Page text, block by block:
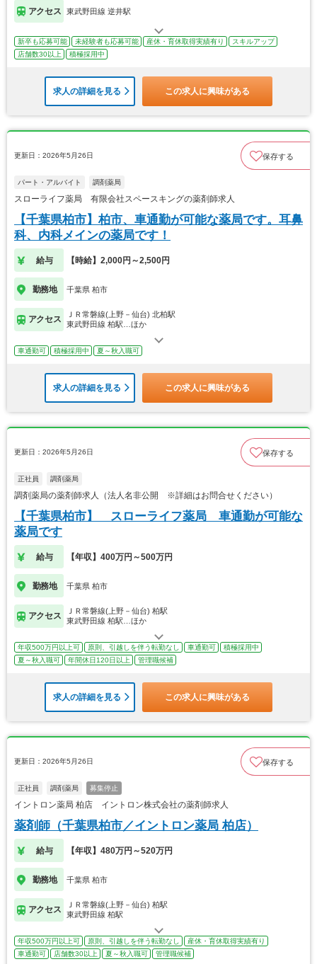
アクセス 東武野田線 逆井駅
新卒も応募可能 未経験者も応募可能 産休・育休取得実績有り
スキルアップ
店舗数30以上
積極採用中
求人の詳細を見る この求人に興味がある
更新日：2026年5月26日 保存する
パート・アルバイト 調剤薬局
スローライフ薬局 有限会社スペースキングの薬剤師求人
【千葉県柏市】柏市、車通勤が可能な薬局です。耳鼻
科、内科メインの薬局です！
給与 【時給】2,000円～2,500円
勤務地 千葉県 柏市
アクセス
ＪＲ常磐線(上野－仙台) 北柏駅
東武野田線 柏駅…ほか
車通勤可 積極採用中 夏～秋入職可
求人の詳細を見る この求人に興味がある
更新日：2026年5月26日 保存する
正社員 調剤薬局
調剤薬局の薬剤師求人（法人名非公開 ※詳細はお問合せください）
【千葉県柏市】 スローライフ薬局 車通勤が可能な
薬局です
給与 【年収】400万円～500万円
勤務地 千葉県 柏市
アクセス
ＪＲ常磐線(上野－仙台) 柏駅
東武野田線 柏駅…ほか
年収500万円以上可 原則、引越しを伴う転勤なし 車通勤可
積極採用中
夏～秋入職可
年間休日120日以上 管理職候補
求人の詳細を見る この求人に興味がある
更新日：2026年5月26日 保存する
正社員 調剤薬局 募集停止
イントロン薬局 柏店 イントロン株式会社の薬剤師求人
薬剤師（千葉県柏市／イントロン薬局 柏店）
給与 【年収】480万円～520万円
勤務地 千葉県 柏市
アクセス
ＪＲ常磐線(上野－仙台) 柏駅
東武野田線 柏駅
年収500万円以上可 原則、引越しを伴う転勤なし
産休・育休取得実績有り
車通勤可
店舗数30以上 夏～秋入職可 管理職候補